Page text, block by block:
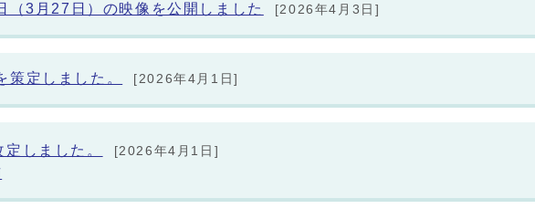
3月27日）の映像を公開しました [2026年4月3日]
定しました。 [2026年4月1日]
しました。
[2026年4月1日]